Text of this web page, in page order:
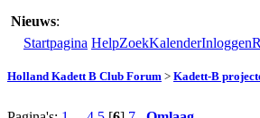
Nieuws:
Startpagina HelpZoekKalenderInloggen
Holland Kadett B Club Forum > Kadett-B